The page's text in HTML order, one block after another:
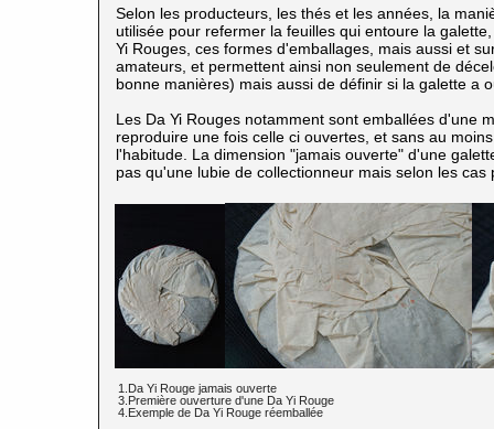
Selon les producteurs, les thés et les années, la
utilisée pour refermer la feuilles qui entoure la
Yi Rouges, ces formes d'emballages, mais aussi et
amateurs, et permettent ainsi non seulement de
bonne manières) mais aussi de définir si la galette a
Les Da Yi Rouges notamment sont emballées d'une
reproduire une fois celle ci ouvertes, et sans au
l'habitude. La dimension "jamais ouverte" d'une
pas qu'une lubie de collectionneur mais selon les
1.Da Yi Rouge jamais ouverte
3.Première ouverture d'une Da Yi Rouge
4.Exemple de Da Yi Rouge réemballée